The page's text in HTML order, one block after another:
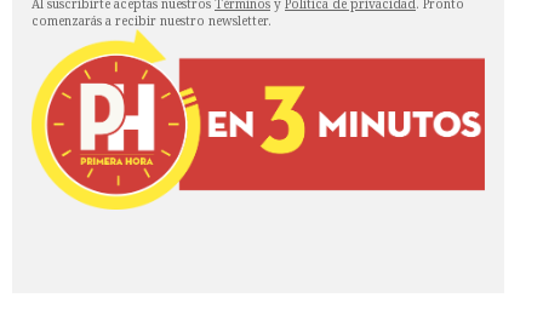
Al suscribirte aceptas nuestros Términos y Política de privacidad. Pronto
comenzarás a recibir nuestro newsletter.